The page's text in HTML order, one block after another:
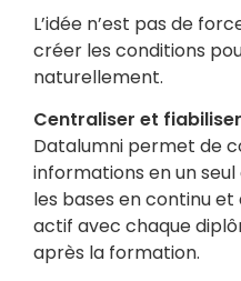
L’idée n’est pas de
créer les conditions
naturellement.
Centraliser et
Datalumni permet de
informations en un
les bases en continu
actif avec chaque
après la formation.